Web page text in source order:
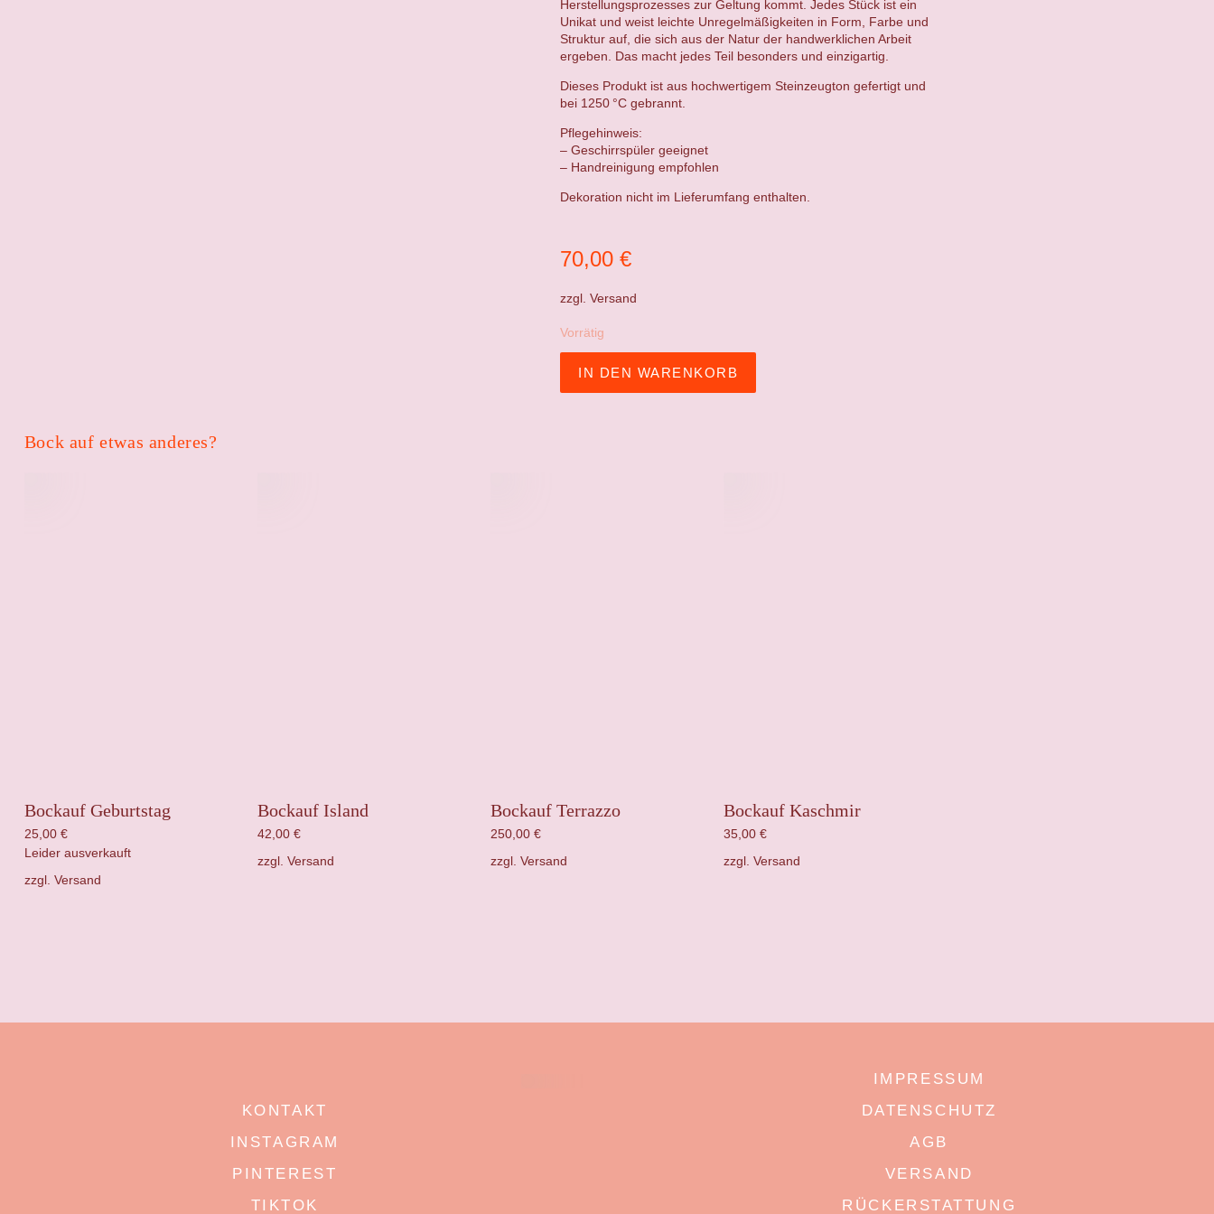
zzgl.Versand
70,00€
Vorrätig
IN DEN WARENKORB
Herstellungsprozesses zur Geltung kommt. Jedes Stück ist ein
Unikat und weist leichte Unregelmäßigkeiten in Form, Farbe und
Struktur auf, die sich aus der Natur der handwerklichen Arbeit
ergeben. Das macht jedes Teil besonders und einzigartig.
Dieses Produkt ist aus hochwertigem Steinzeugton gefertigt und
bei 1250 °C gebrannt.
Pflegehinweis:
– Geschirrspüler geeignet
– Handreinigung empfohlen
Dekoration nicht im Lieferumfang enthalten.
Bock auf etwas anderes?
Bockauf Geburtstag
25,00 €
Leider ausverkauft
zzgl. Versand
Bockauf Island
42,00 €
zzgl. Versand
Bockauf Terrazzo
250,00 €
zzgl. Versand
Bockauf Kaschmir
35,00€
zzgl.Versand
KONTAKT
INSTAGRAM
PINTEREST
TIKTOK
IMPRESSUM
DATENSCHUTZ
AGB
VERSAND
RÜCKERSTATTUNG